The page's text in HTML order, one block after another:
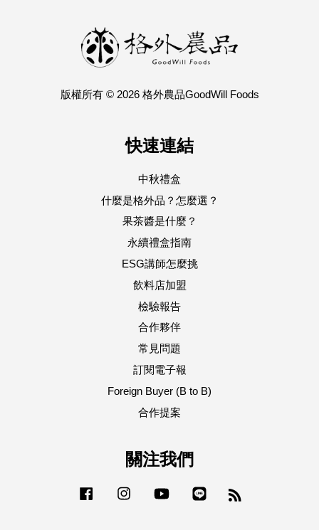
版權所有 © 2026 格外農品GoodWill Foods
快速連結
中秋禮盒
什麼是格外品？怎麼選？
果茶醬是什麼？
永續禮盒指南
ESG講師怎麼挑
飲料店加盟
檢驗報告
合作夥伴
常見問題
訂閱電子報
Foreign Buyer (B to B)
合作提案
關注我們
Facebook Instagram YouTube